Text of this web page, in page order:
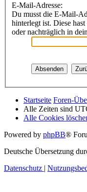
E-Mail-Adresse:
Du musst die E-Mail-
hinterlegt ist. Diese
oder nachträglich in
Startseite Foren-
Alle Zeiten sind
Alle Cookies
Powered by phpBB®
Deutsche Übersetzung
Datenschutz |